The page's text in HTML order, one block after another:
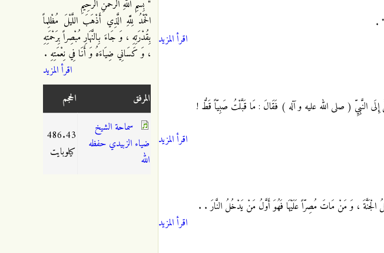
"
.
اقرأ المزيد
النَّبِيِّ ( صلى الله عليه و آله ) فَقَالَ : مَا قَبَّلْتُ صَبِيّاً قَطُّ !
اقرأ المزيد
الْجَنَّةَ ، وَ مَنْ مَاتَ مُصِرّاً عَلَيْهَا فَهُوَ أَوَّلُ مَنْ يَدْخُلُ النَّارَ . .
اقرأ المزيد
" بِسْمِ اللَّهِ الرَّحْمنِ الرَّحِيمِ
الْحَمْدُ لِلَّهِ الَّذِي أَذْهَبَ اللَّيْلَ مُظْلِماً
بِقُدْرَتِهِ ، وَ جَاءَ بِالنَّهَارِ مُبْصِراً بِرَحْمَتِهِ
، وَ كَسَانِي ضِيَاءَهُ وَ أَنَا فِي نِعْمَتِهِ .
اقرأ المزيد
المرفق
الحجم
سماحة الشيخ
ضياء الزبيدي حفظه
الله
486.43
كيلوبايت